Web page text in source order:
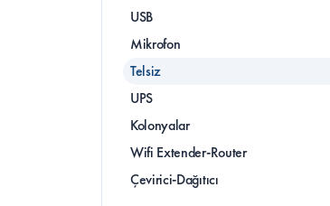
USB
Mikrofon
Telsiz
UPS
Kolonyalar
Wifi Extender-Router
Çevirici-Dağıtıcı